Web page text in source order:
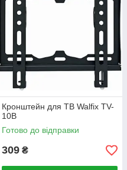
Кронштейн для ТВ Walfix TV-
10B
Готово до відправки
309 ₴